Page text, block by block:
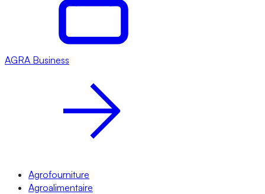
AGRA Business
Agrofourniture
Agroalimentaire